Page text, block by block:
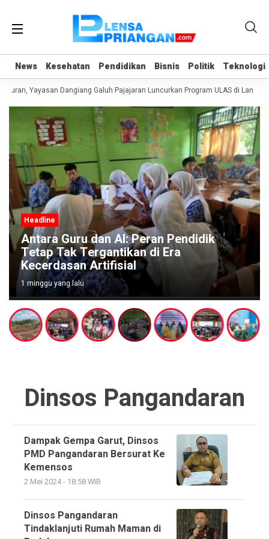
News Kesehatan Pendidikan Bisnis Politik Teknologi
News Kesehatan Pendidikan Bisnis Politik Teknologi
Yayasan Dangiang Galuh Pajajaran Luncurkan Program ULAS di
Headline
Antara Guru dan AI: Peran Pendidik
Tetap Tak Tergantikan di Era
Kecerdasan Artifisial
1 minggu yang lalu
Dinsos Pangandaran
Dampak Gempa Garut, Dinsos
PMD Pangandaran Bersurat Ke
Kemensos
2 Mei 2024 - 18:58 WIB
Dinsos Pangandaran
Tindaklanjuti Rumah Maman di